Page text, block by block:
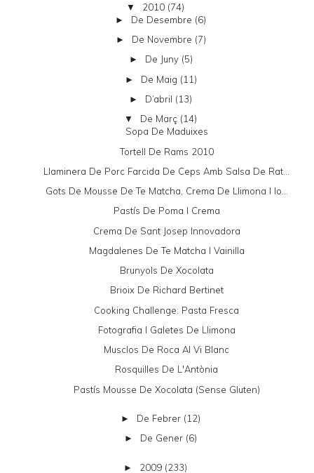
▼ 2010 (74)
► De Desembre (6)
► De Novembre (7)
► De Juny (5)
► De Maig (11)
► D’abril (13)
▼ De Març (14)
Sopa De Maduixes
Tortell De Rams 2010
Llaminera De Porc Farcida De Ceps Amb Salsa De Rat...
Gots De Mousse De Te Matcha, Crema De Llimona I Io...
Pastís De Poma I Crema
Crema De Sant Josep Innovadora
Magdalenes De Te Matcha I Vainilla
Brunyols De Xocolata
Brioix De Richard Bertinet
Cooking Challenge: Pasta Fresca
Fotografia I Galetes De Llimona
Musclos De Roca Al Vi Blanc
Rosquilles De L'Antònia
Pastís Mousse De Xocolata (sense Gluten)
► De Febrer (12)
► De Gener (6)
► 2009 (233)